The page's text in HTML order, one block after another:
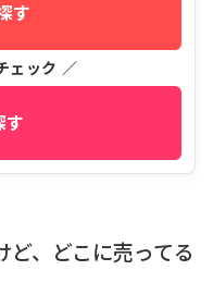
す
ェック ／
す
ど、どこに売ってる